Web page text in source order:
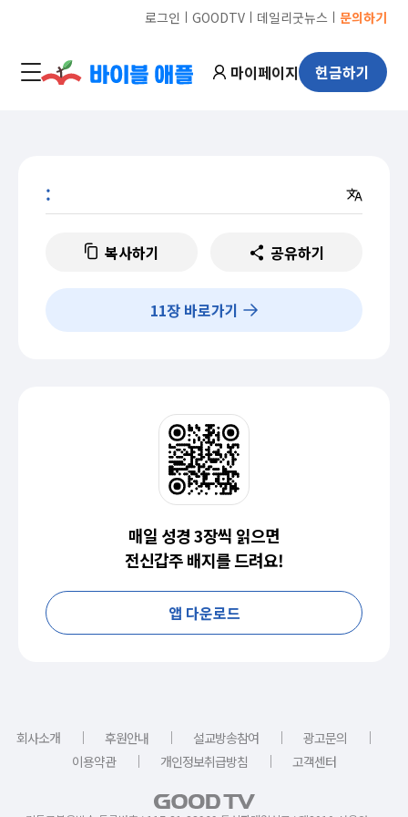
로그인 ㅣ GOODTVㅣ 데일리굿뉴스 ㅣ 문의하기
마이페이지 헌금하기
:
복사하기 공유하기
11장 바로가기
매일 성경 3장씩 읽으면
전신갑주 배지를 드려요!
앱 다운로드
회사소개 ｜ 후원안내 ｜ 설교방송참여 ｜ 광고문의
｜
이용약관
｜ 개인정보취급방침 ｜ 고객센터